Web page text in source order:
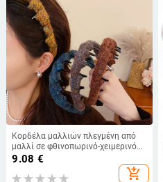
Κορδέλα μαλλιών πλεγμένη από
μαλλί σε φθινοπωρινό-χειμερινό
ύφος Maillard, πολυτελές
γυναικείο αξεσουάρ μαλλιών
9.08 €
add_shopping_cart